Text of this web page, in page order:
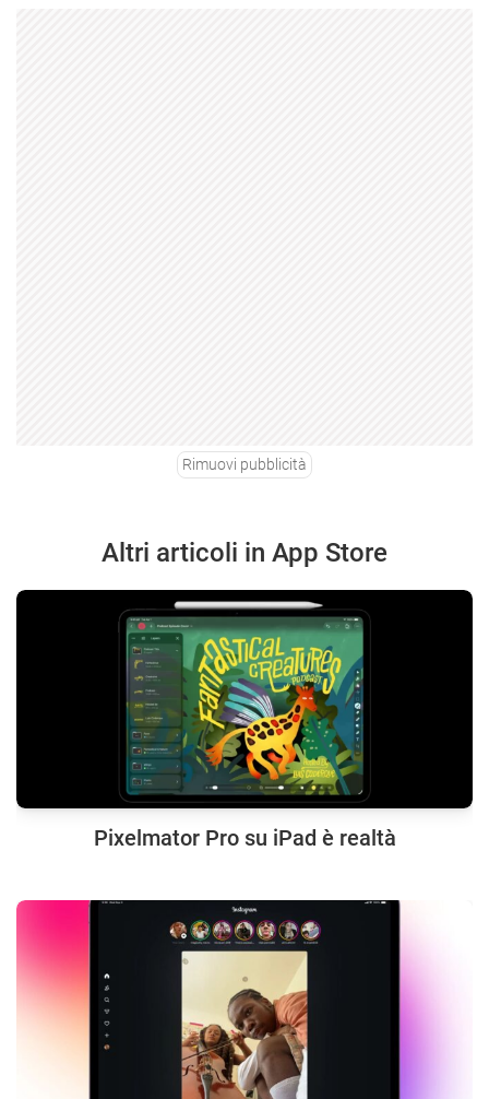
Rimuovi pubblicità
Altri articoli in App Store
Pixelmator Pro su iPad è realtà